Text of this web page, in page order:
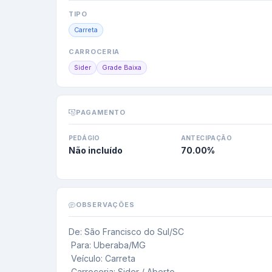
TIPO
Carreta
CARROCERIA
Sider Grade Baixa
PAGAMENTO
PEDÁGIO
Não incluído
ANTECIPAÇÃO
70.00%
OBSERVAÇÕES
De: São Francisco do Sul/SC